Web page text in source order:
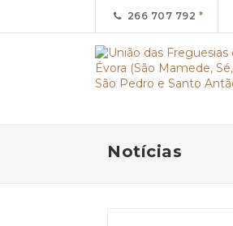
266 707 792
Notícias